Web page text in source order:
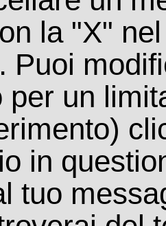
la "X"
Puoi
per un
in
tuo